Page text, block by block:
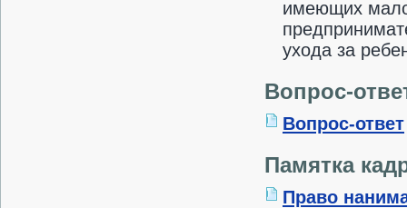
имеющих
ухода за
Вопрос-
Вопрос-ответ
Памятка
Право